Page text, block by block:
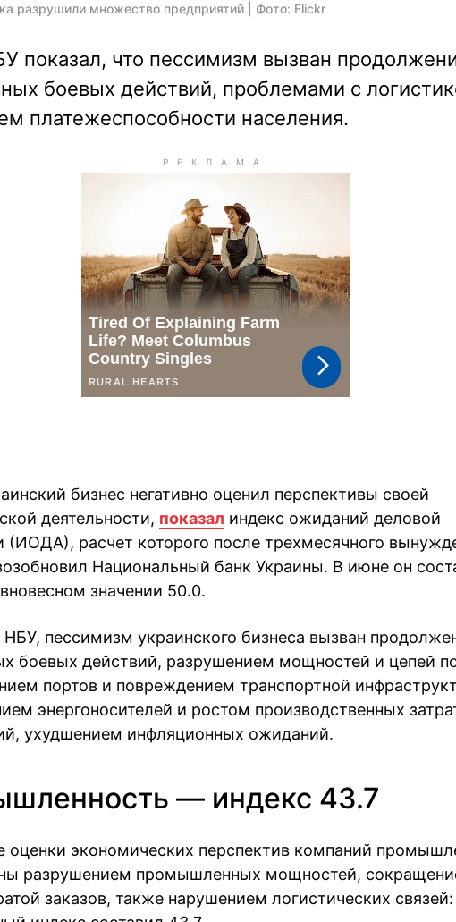
разрушили множество предприятий | Фото: Flickr
показал, что пессимизм вызван
боевых действий, проблемами с
платежеспособности населения.
бизнес негативно оценил перспективы своей
деятельности, показал индекс ожиданий деловой
(ИОДА), расчет которого после трехмесячного
Национальный банк Украины. В июне он
значении 50.0.
пессимизм украинского бизнеса вызван
боевых действий, разрушением мощностей и цепей
портов и повреждением транспортной
энергоносителей и ростом производственных
ухудшением инфляционных ожиданий.
— индекс 43.7
оценки экономических перспектив компаний
разрушением промышленных мощностей,
заказов, также нарушением логистических связей: